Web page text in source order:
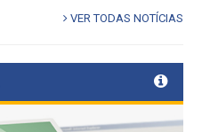
VER TODAS NOTÍCIAS